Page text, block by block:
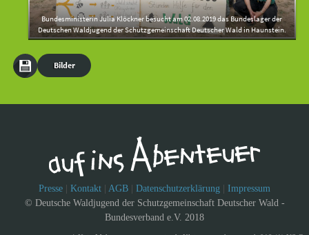
Bundesministerin Julia Klöckner besucht am 02.08.2019 das Bundeslager der
Deutschen Waldjugend der Schutzgemeinschaft Deutscher Wald in Haunstein.
Bilder
Presse Kontakt AGB Datenschutzerklärung
Impressum
© Deutsche Waldjugend der Schutzgemeinschaft Deutscher Wald -
Bundesverband e.V. 2018